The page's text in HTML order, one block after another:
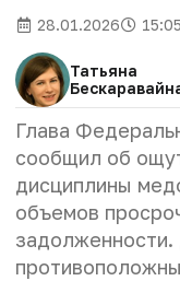
28.01.2026
Татьяна
Глава
сообщил об
дисциплины
объемов